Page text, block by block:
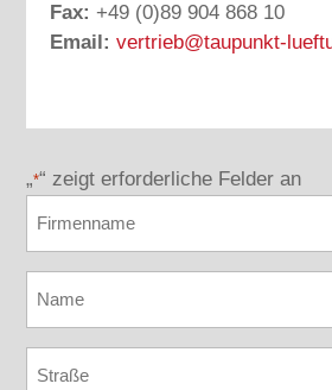
Fax: +49 (0)89 904 868 10
Email: vertrieb@taupunkt-
„*“ zeigt erforderliche Felder an